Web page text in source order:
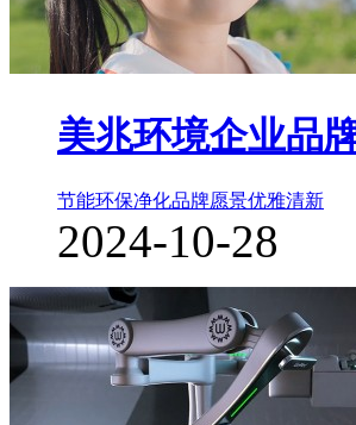
美兆环境企业品
节能环保净化品牌愿景优雅清新
2024-10-28